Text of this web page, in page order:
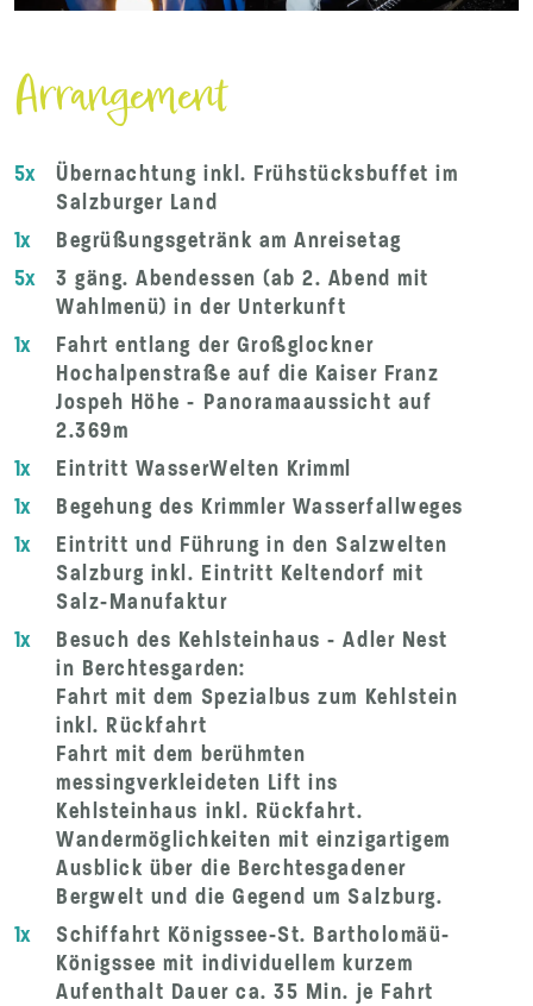
Arrangement
5x
Übernachtung inkl. Frühstücksbuffet im
Salzburger Land
1x
Begrüßungsgetränk am Anreisetag
5x
3 gäng. Abendessen (ab 2. Abend mit
Wahlmenü) in der Unterkunft
1x
Fahrt entlang der Großglockner
Hochalpenstraße auf die Kaiser Franz
Jospeh Höhe - Panoramaaussicht auf
2.369m
1x
Eintritt WasserWelten Krimml
1x
Begehung des Krimmler Wasserfallweges
1x
Eintritt und Führung in den Salzwelten
Salzburg inkl. Eintritt Keltendorf mit
Salz-Manufaktur
1x
Besuch des Kehlsteinhaus - Adler Nest
in Berchtesgarden:
Fahrt mit dem Spezialbus zum Kehlstein
inkl. Rückfahrt
Fahrt mit dem berühmten
messingverkleideten Lift ins
Kehlsteinhaus inkl. Rückfahrt.
Wandermöglichkeiten mit einzigartigem
Ausblick über die Berchtesgadener
Bergwelt und die Gegend um Salzburg.
1x
Schiffahrt Königssee-St. Bartholomäü-
Königssee mit individuellem kurzem
Aufenthalt Dauer ca. 35 Min. je Fahrt